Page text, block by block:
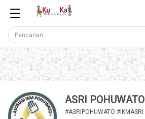
ASRI POHUWATO
#ASRIPOHUWATO #IKMASRI